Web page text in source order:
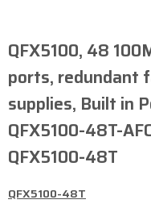
QFX5100, 48
ports, redundant
supplies, Built in
QFX5100-48T-
QFX5100-48T
QFX5100-48T